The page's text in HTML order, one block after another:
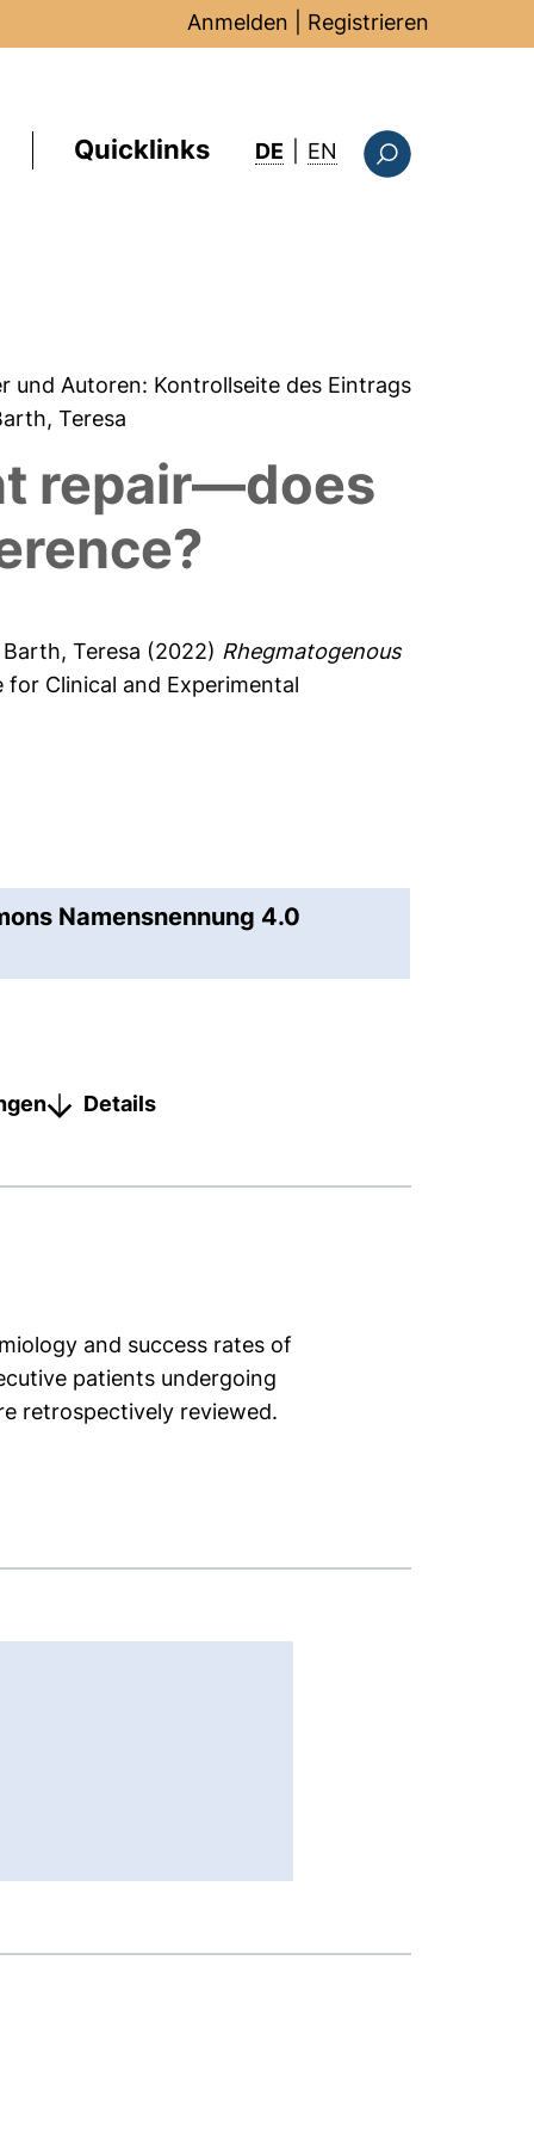
Anmelden Registrieren
Quicklinks DE EN : this page in
und Autoren: Kontrollseite des Eintrags
Teresa
repair—does
Barth, Teresa (2022) Rhegmatogenous
Clinical and Experimental
Namensnennung 4.0
Details
and success rates of
patients undergoing
retrospectively reviewed.